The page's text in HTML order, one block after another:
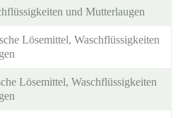
und Mutterlaugen
Lösemittel, Waschflüssigkeiten
Lösemittel, Waschflüssigkeiten